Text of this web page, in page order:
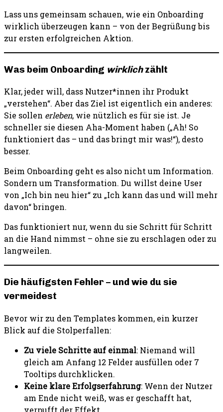
Lass uns gemeinsam schauen, wie ein Onboarding
wirklich überzeugen kann – von der Begrüßung bis
zur ersten erfolgreichen Aktion.
Was beim Onboarding wirklichzählt
Klar, jeder will, dass Nutzer*innen ihr Produkt
„verstehen“. Aber das Ziel ist eigentlich ein anderes:
Sie sollen erleben, wie nützlich es für sie ist. Je
schneller sie diesen Aha-Moment haben („Ah! So
funktioniert das – und das bringt mir was!“), desto
besser.
Beim Onboarding geht es also nicht um Information.
Sondern um Transformation. Du willst deine User
von „Ich bin neu hier“ zu „Ich kann das und will mehr
davon“ bringen.
Das funktioniert nur, wenn du sie Schritt für Schritt
an die Hand nimmst – ohne sie zu erschlagen oder zu
langweilen.
Die häufigsten Fehler – und wie du sie
vermeidest
Bevor wir zu den Templates kommen, ein kurzer
Blick auf die Stolperfallen:
Zu viele Schritte auf einmal: Niemand will
gleich am Anfang 12 Felder ausfüllen oder 7
Tooltips durchklicken.
Keine klare Erfolgserfahrung: Wenn der Nutzer
am Ende nicht weiß, was er geschafft hat,
verpufft der Effekt.